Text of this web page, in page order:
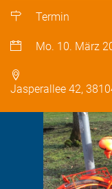
Termin
Mo. 10. März
Jasperallee 42,